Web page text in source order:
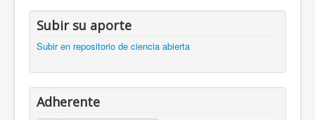
Subir su aporte
Subir en repositorio de ciencia abierta
Adherente